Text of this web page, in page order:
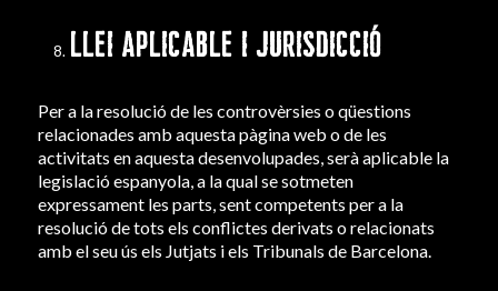
LLEI APLICABLE I JURISDICCIÓ
Per a la resolució de les controvèrsies o qüestions
relacionades amb aquesta pàgina web o de les
activitats en aquesta desenvolupades, serà aplicable la
legislació espanyola, a la qual se sotmeten
expressament les parts, sent competents per a la
resolució de tots els conflictes derivats o relacionats
amb el seu ús els Jutjats i els Tribunals de Barcelona.